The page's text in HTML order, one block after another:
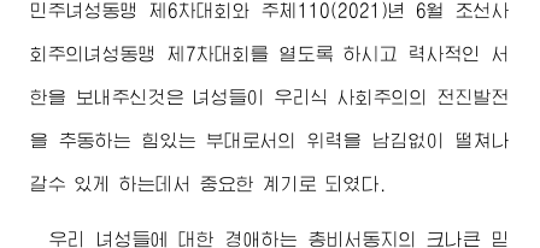
민주녀성동맹 제6차대회와 주체110(2021)년 6월 조선사
회주의녀성동맹 제7차대회를 열도록 하시고 력사적인 서
한을 보내주신것은 녀성들이 우리식 사회주의의 전진발전
을 추동하는 힘있는 부대로서의 위력을 남김없이 떨쳐나
갈수 있게 하는데서 중요한 계기로 되였다.
우리 녀성들에 대한 경애하는 총비서동지 의 크나큰 믿